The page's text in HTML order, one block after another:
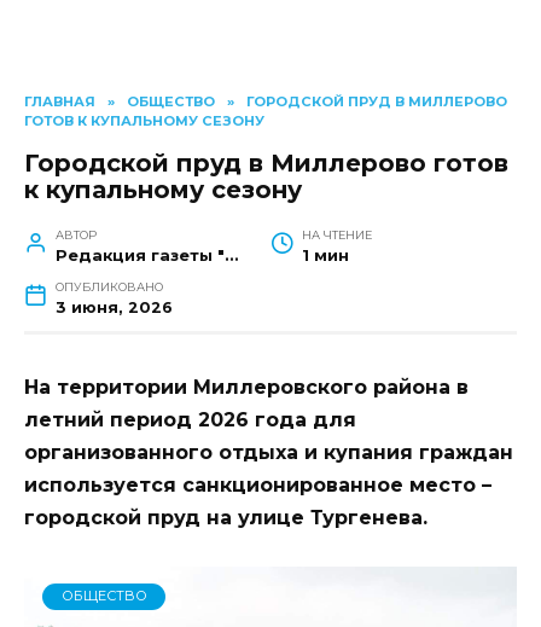
ГЛАВНАЯ » ОБЩЕСТВО »
ГОРОДСКОЙ ПРУД В МИЛЛЕРОВО
ГОТОВ К КУПАЛЬНОМУ СЕЗОНУ
Городской пруд в Миллерово готов
к купальному сезону
АВТОР
Редакция газеты "Наш край"
НА ЧТЕНИЕ
1 мин
ОПУБЛИКОВАНО
3 июня, 2026
На территории Миллеровского района в
летний период 2026 года для
организованного отдыха и купания граждан
используется санкционированное место –
городской пруд на улице Тургенева.
ОБЩЕСТВО